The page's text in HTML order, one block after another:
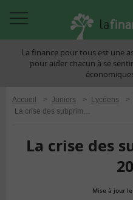
àLa finance pour tous est une
pour aider chacun à se
Accueil > Juniors > Lycéens >
La crise des subprimes (2007-2008)
La crise des
Mise à jour